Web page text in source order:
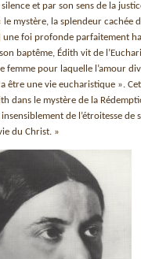
et par son sens de la
mystère, la splendeur cachée
foi profonde parfaitement
baptême, Édith vit de
femme pour laquelle l’amour
être une vie eucharistique ».
dans le mystère de la
de l’étroitesse
du Christ. »